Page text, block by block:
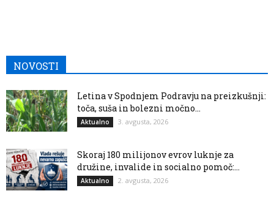
NOVOSTI
Letina v Spodnjem Podravju na preizkušnji:
toča, suša in bolezni močno...
Aktualno 3. avgusta, 2026
Skoraj 180 milijonov evrov luknje za
družine, invalide in socialno pomoč:...
Aktualno 2. avgusta, 2026